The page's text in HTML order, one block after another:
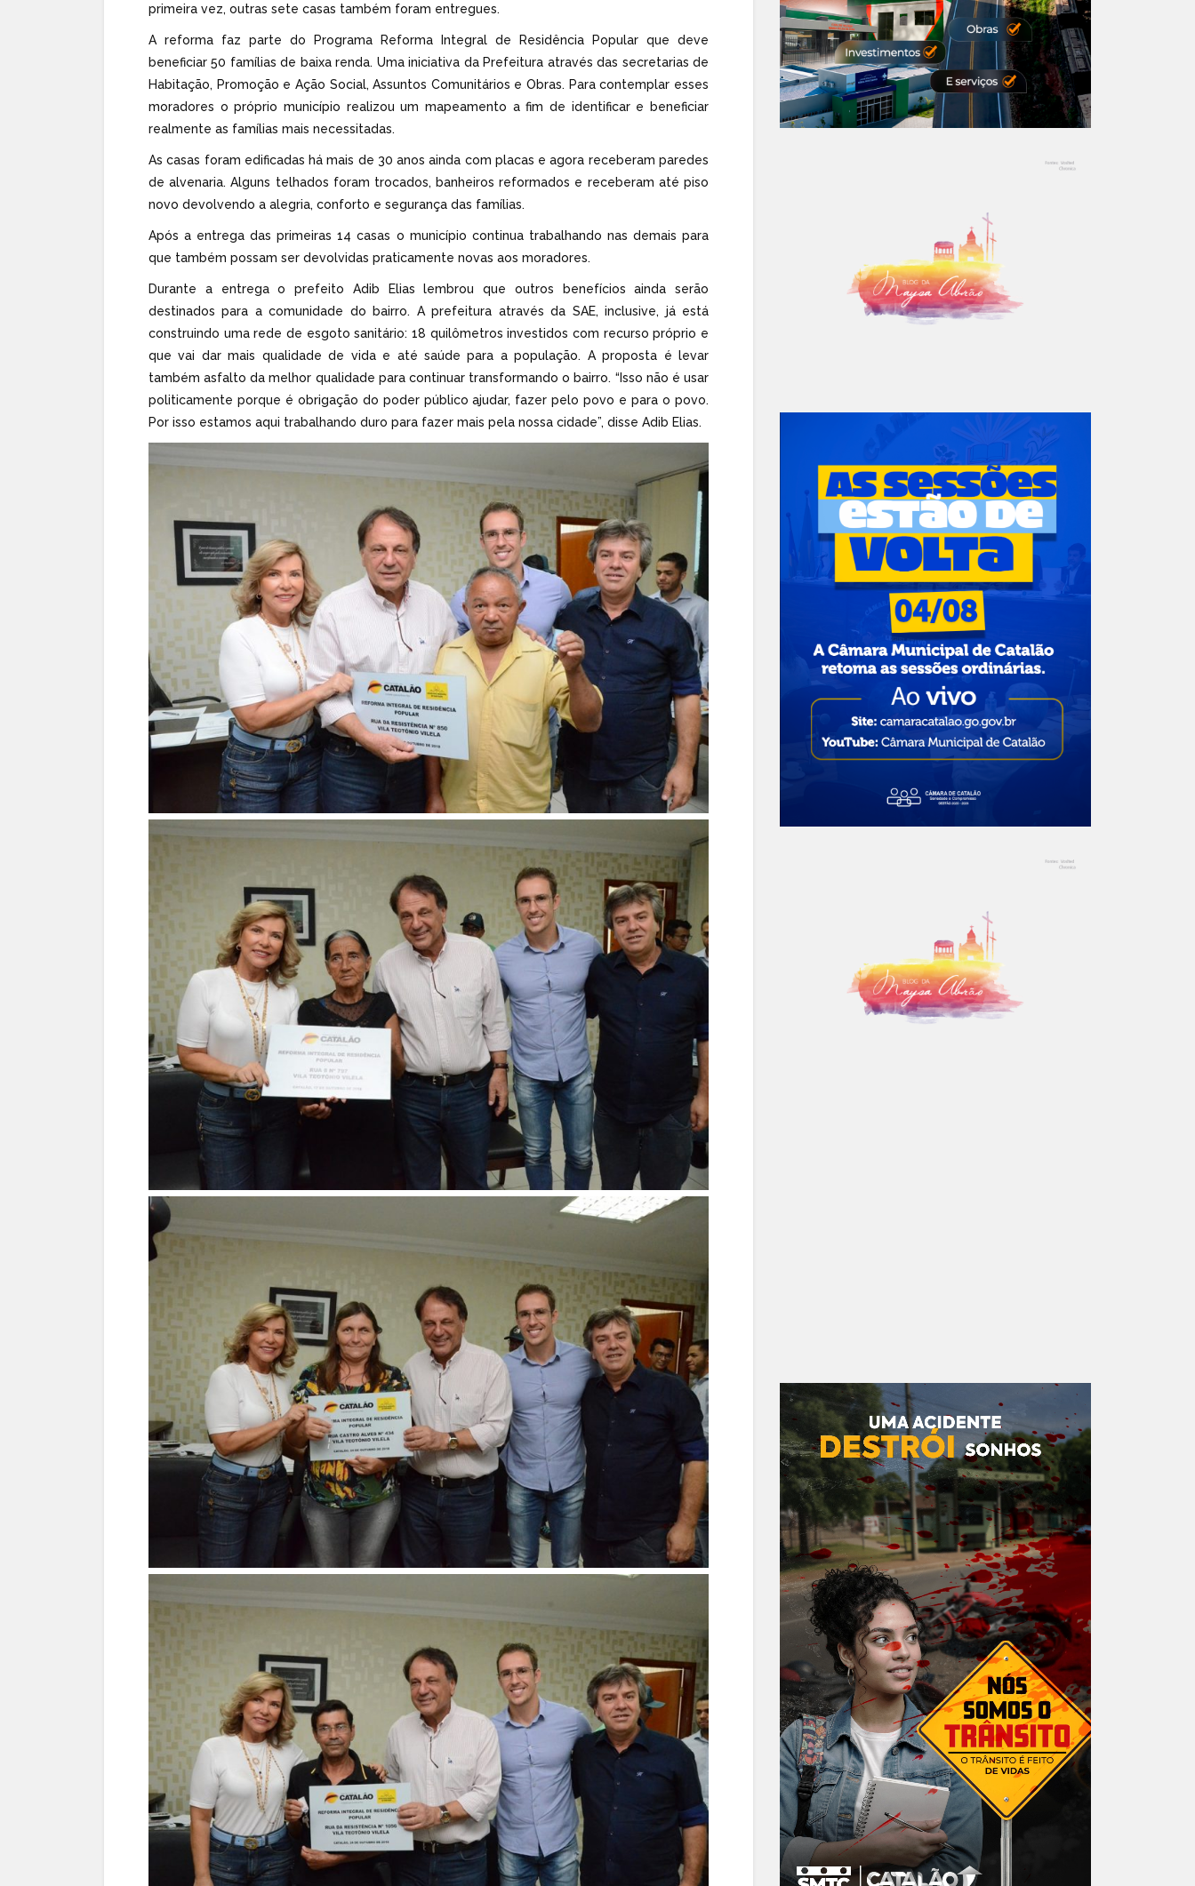
primeira vez, outras sete casas também foram entregues.
A reforma faz parte do Programa Reforma Integral de Residência Popular que deve
beneficiar 50 famílias de baixa renda. Uma iniciativa da Prefeitura através das secretarias de
Habitação, Promoção e Ação Social, Assuntos Comunitários e Obras. Para contemplar esses
moradores o próprio município realizou um mapeamento a fim de identificar e beneficiar
realmente as famílias mais necessitadas.
As casas foram edificadas há mais de 30 anos ainda com placas e agora receberam paredes
de alvenaria. Alguns telhados foram trocados, banheiros reformados e receberam até piso
novo devolvendo a alegria, conforto e segurança das famílias.
Após a entrega das primeiras 14 casas o município continua trabalhando nas demais para
que também possam ser devolvidas praticamente novas aos moradores.
Durante a entrega o prefeito Adib Elias lembrou que outros benefícios ainda serão
destinados para a comunidade do bairro. A prefeitura através da SAE, inclusive, já está
construindo uma rede de esgoto sanitário: 18 quilômetros investidos com recurso próprio e
que vai dar mais qualidade de vida e até saúde para a população. A proposta é levar
também asfalto da melhor qualidade para continuar transformando o bairro. “Isso não é usar
politicamente porque é obrigação do poder público ajudar, fazer pelo povo e para o povo.
Por isso estamos aqui trabalhando duro para fazer mais pela nossa cidade”, disse Adib Elias.